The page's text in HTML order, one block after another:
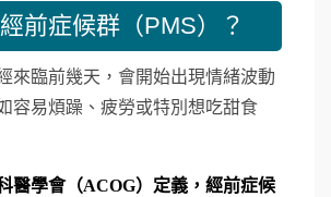
前症候群（PMS）？
來臨前幾天，會開始出現情緒波動
容易煩躁、疲勞或特別想吃甜食
醫學會（ACOG）定義，經前症候